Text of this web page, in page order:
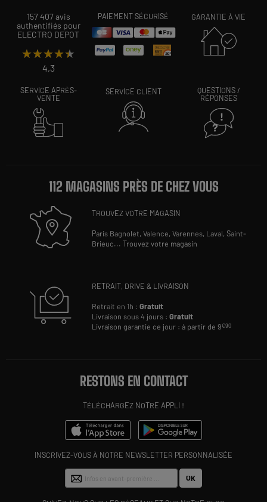
157 407 avis
authentifiés pour
ELECTRO DEPOT
★★★★★
★★★★★
4,3
PAIEMENT SÉCURISÉ GARANTIE À VIE
SERVICE APRÈS-
VENTE
SERVICE CLIENT
QUESTIONS /
RÉPONSES
112 MAGASINS PRÈS DE CHEZ VOUS
TROUVEZ VOTRE MAGASIN
Paris Bagnolet,Valence,Varennes, Laval,Saint-
Brieuc...Trouvez votre magasin
RETRAIT, DRIVE & LIVRAISON
Retrait en 1h :Gratuit
Livraison sous 4 jours :Gratuit
Livraison garantie ce jour : à partir de 9€90
RESTONS EN CONTACT
TÉLÉCHARGEZ NOTRE APPLI !
INSCRIVEZ-VOUS À NOTRE NEWSLETTER PERSONNALISÉE
OK